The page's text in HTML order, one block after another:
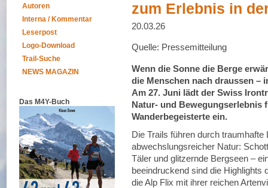
Autoren
Interna / Kommentar
Leserpost
Logo-Download
Trail-Suche
NEWS MAGAZIN
Das M4Y-Buch
zum Erlebnis in
20.03.26
Quelle: Pressemitteilung
Wenn die Sonne die Berge
die Menschen nach draussen –
Am 27. Juni lädt der Swiss
Natur- und Bewegungserlebnis
Wanderbegeisterte ein.
Die Trails führen durch
abwechslungsreicher Natur:
Täler und glitzernde Bergseen –
beeindruckend sind die
die Alp Flix mit ihrer reichen